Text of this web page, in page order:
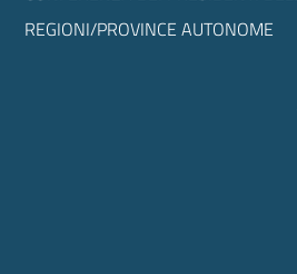
REGIONI/PROVINCE AUTONOME